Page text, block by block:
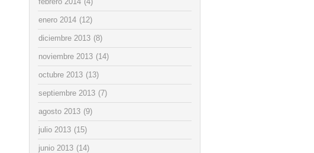
enero 2014 (12)
diciembre 2013 (8)
noviembre 2013 (14)
octubre 2013 (13)
septiembre 2013 (7)
agosto 2013 (9)
julio 2013 (15)
junio 2013 (14)